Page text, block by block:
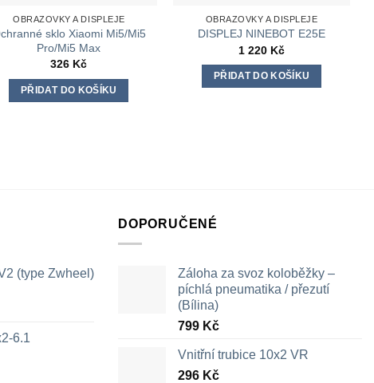
OBRAZOVKY A DISPLEJE
sklo Xiaomi Mi5/Mi5
Pro/Mi5 Max
326 Kč
PŘIDAT DO KOŠÍKU
OBRAZOVKY A DISPLEJE
DISPLEJ NINEBOT E25E
1 220 Kč
PŘIDAT DO KOŠÍKU
(type Zwheel)
6.1
DOPORUČENÉ
Záloha za svoz koloběžky –
píchlá pneumatika / přezutí
(Bílina)
799 Kč
Vnitřní trubice 10x2 VR
296 Kč